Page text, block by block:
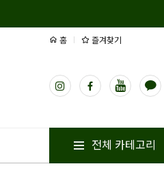
홈 즐겨찾기
전체 카테고리